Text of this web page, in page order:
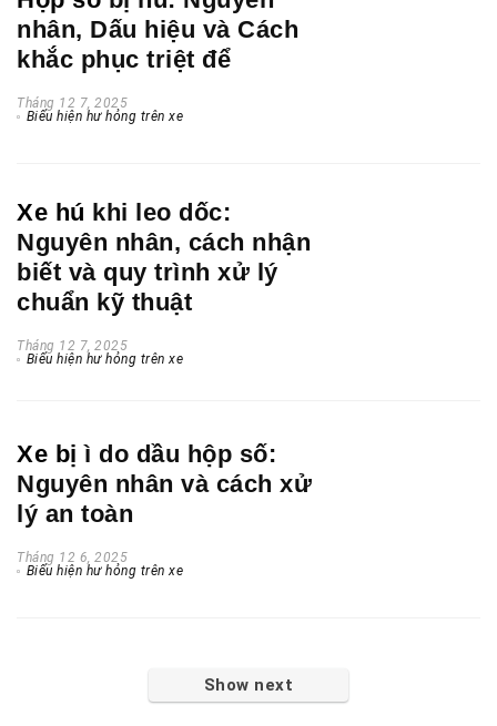
nhân, Dấu hiệu và Cách
khắc phục triệt để
Tháng 12 7, 2025
Biểu hiện hư hỏng trên xe
Xe hú khi leo dốc:
Nguyên nhân, cách nhận
biết và quy trình xử lý
chuẩn kỹ thuật
Tháng 12 7, 2025
Biểu hiện hư hỏng trên xe
Xe bị ì do dầu hộp số:
Nguyên nhân và cách xử
lý an toàn
Tháng 12 6, 2025
Biểu hiện hư hỏng trên xe
Show next